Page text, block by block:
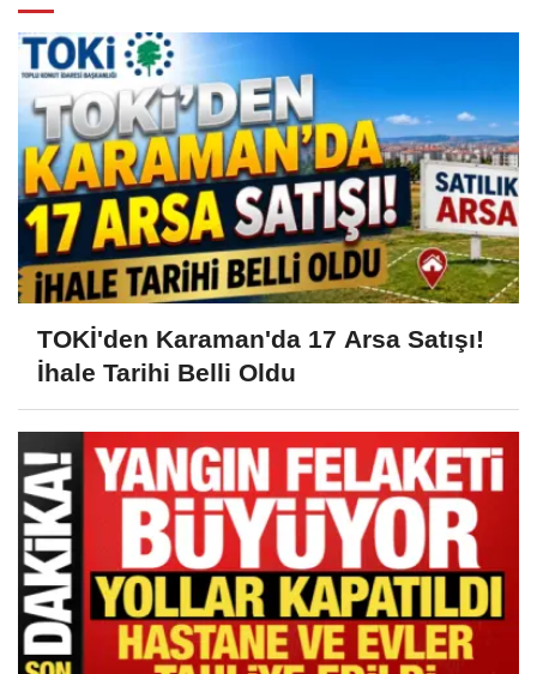
TOKİ'den Karaman'da 17 Arsa Satışı!
İhale Tarihi Belli Oldu